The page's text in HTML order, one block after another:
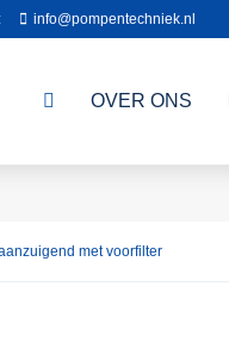
info@pompentechniek.nl
OVER ONS
met voorfilter